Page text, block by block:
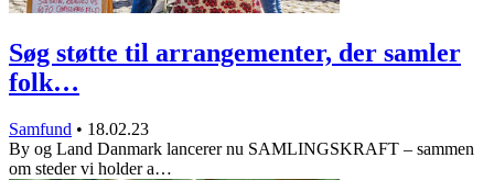
Søg støtte til arrangementer, der samler
folk…
Samfund • 18.02.23
By og Land Danmark lancerer nu SAMLINGSKRAFT – sammen
om steder vi holder a…